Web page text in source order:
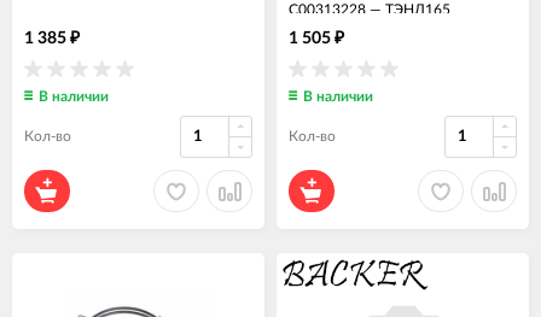
1 385 ₽
В наличии
Кол-во
C00313228 — ТЭНД165
1 505 ₽
В наличии
Кол-во